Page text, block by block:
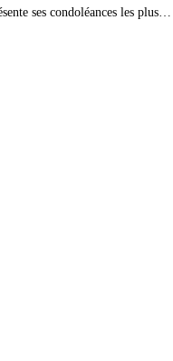
ses condoléances les plus…